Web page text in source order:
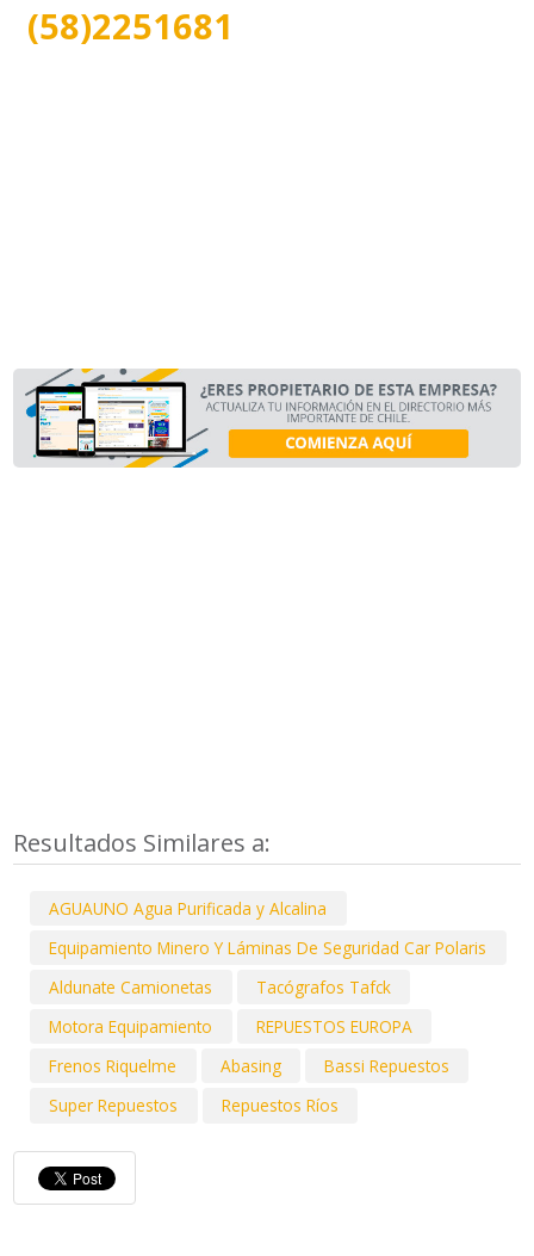
(58)2251681
Resultados Similares a:
AGUAUNO Agua Purificada y Alcalina
Equipamiento Minero Y Láminas De Seguridad Car Polaris
Aldunate Camionetas
Tacógrafos Tafck
Motora Equipamiento
REPUESTOS EUROPA
Frenos Riquelme
Abasing
Bassi Repuestos
Super Repuestos
Repuestos Ríos